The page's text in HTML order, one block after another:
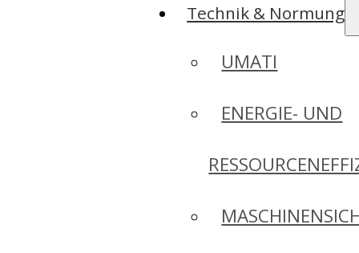
Technik & Normung
UMATI
ENERGIE- UND